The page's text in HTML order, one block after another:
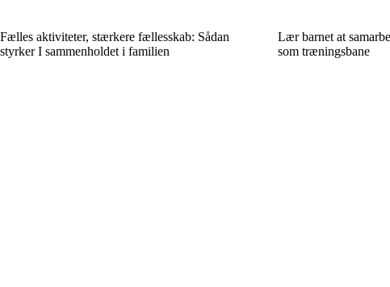
Fælles aktiviteter, stærkere fællesskab: Sådan
styrker I sammenholdet i familien
Lær barnet at
som træningsbane